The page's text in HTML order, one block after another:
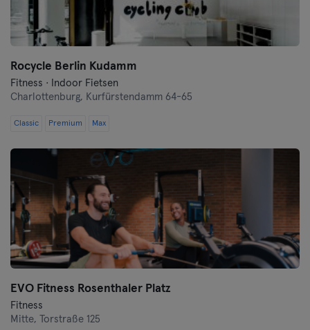
Rocycle Berlin Kudamm
Fitness · Indoor Fietsen
Charlottenburg, Kurfürstendamm 64-65
Classic Premium Max
EVO Fitness Rosenthaler Platz
Fitness
Mitte,
Torstraße 125
Siegen
Straubing
Stuttgart
Weiden
Wiesbaden
Wolfsburg